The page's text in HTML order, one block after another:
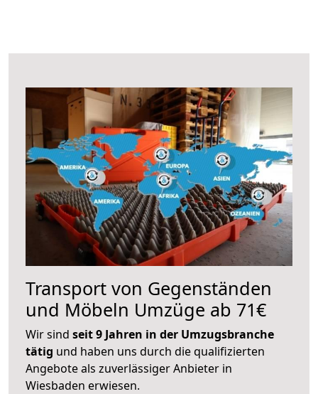
Transport von Gegenständen
und Möbeln Umzüge ab 71€
Wir sind seit 9 Jahren in der Umzugsbranche
tätig und haben uns durch die qualifizierten
Angebote als zuverlässiger Anbieter in
Wiesbaden erwiesen.